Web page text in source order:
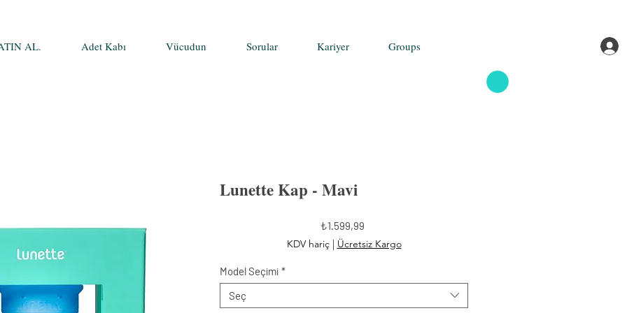
AL. Adet Kabı Vücudun Sorular Kariyer Groups
Lunette Kap - Mavi
₺1.599,99Fiyat
KDV hariç| Ücretsiz Kargo
Model Seçimi *
Seç